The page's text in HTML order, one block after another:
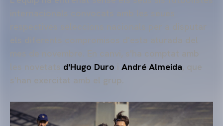
d'Hugo Duro André Almeida , que
s'han exercitat amb el grup.